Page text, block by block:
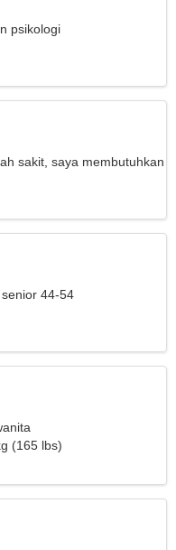
psikologi
sakit, saya membutuhkan
44-54
(165 lbs)